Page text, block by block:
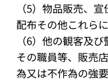
（5）物品販売、
配布その他これら
（6）他の観客及
その職員等、販売
為又は不作為の強